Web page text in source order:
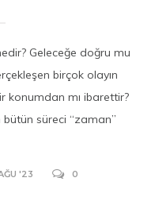
Geleceğe doğru mu
birçok olayın
konumdan mı ibarettir?
süreci “zaman”
'23 0